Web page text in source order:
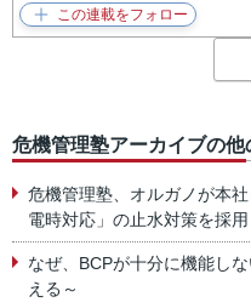
危機管理塾アーカイブの他
危機管理塾、オルガノが本
電時対応」の止水対策を採用
なぜ、BCPが十分に機能し
える～